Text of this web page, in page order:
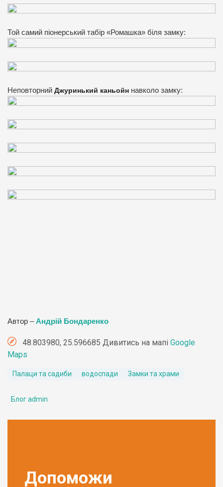
Той самий піонерський табір «Ромашка» біля замку:
Неповторний Джуринький каньойн навколо замку:
Автор –Андрій Бондаренко
48.803980, 25.596685 Дивитись на мапі Google
Maps
Палаци та садиби водоспади Замки та храми
Блог admin
Допоможи